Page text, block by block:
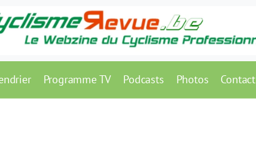
Programme TV Podcasts Photos Contact